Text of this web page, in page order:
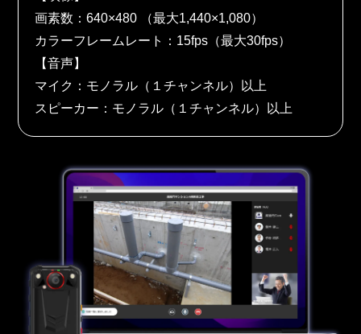
画素数：640×480 （最大1,440×1,080）
カラーフレームレート：15fps（最大30fps）
【音声】
マイク：モノラル（１チャンネル）以上
スピーカー：モノラル（１チャンネル）以上